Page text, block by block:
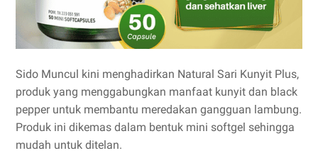
Sido Muncul kini menghadirkan Natural Sari Kunyit Plus,
produk yang menggabungkan manfaat kunyit dan black
pepper untuk membantu meredakan gangguan lambung.
Produk ini dikemas dalam bentuk mini softgel sehingga
mudah untuk ditelan.